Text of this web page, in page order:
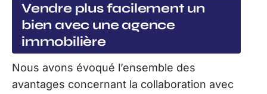
Vendre plus facilement un
bien avec une agence
immobilière
Nous avons évoqué l’ensemble des
avantages concernant la collaboration avec